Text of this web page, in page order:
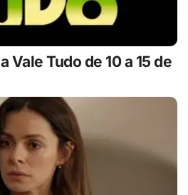
Vale Tudo de 10 a 15 de